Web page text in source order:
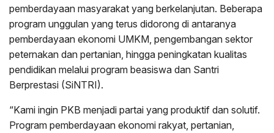
pemberdayaan masyarakat yang berkelanjutan. Beberapa
program unggulan yang terus didorong di antaranya
pemberdayaan ekonomi UMKM, pengembangan sektor
peternakan dan pertanian, hingga peningkatan kualitas
pendidikan melalui program beasiswa dan Santri
Berprestasi (SiNTRI).
“Kami ingin PKB menjadi partai yang produktif dan solutif.
Program pemberdayaan ekonomi rakyat, pertanian,